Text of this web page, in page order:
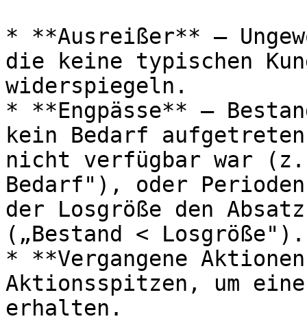
* **Ausreißer** –
die keine typischen
widerspiegeln.
* **Engpässe** –
kein Bedarf
nicht verfügbar war (z.
Bedarf"), oder
der Losgröße den
(„Bestand < Losgröße").
* **Vergangene
Aktionsspitzen, um
erhalten.